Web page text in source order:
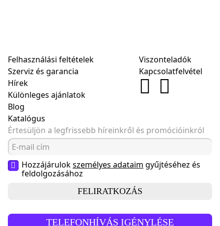
Felhasználási feltételek
Szerviz és garancia
Hírek
Különleges ajánlatok
Blog
Katalógus
Viszonteladók
Kapcsolatfelvétel
Értesüljön a legfrissebb híreinkről és promócióinkról
Hozzájárulokszemélyes adataim gyűjtéséhez és
feldolgozásához
FELIRATKOZÁS
TELEFONHÍVÁS IGÉNYLÉSE